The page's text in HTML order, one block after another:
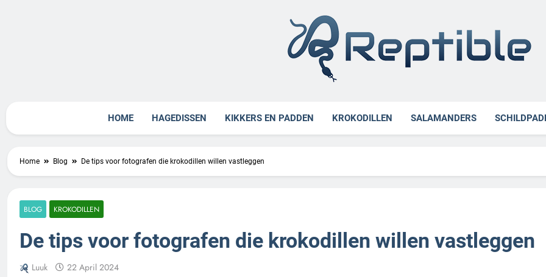
HOME HAGEDISSEN KIKKERS EN PADDEN KROKODILLEN SALAMANDERS
Home Blog De tips voor fotografen die krokodillen willen vastleggen
BLOG KROKODILLEN
De tips voor fotografen die krokodillen willen vastleggen
Luuk 22 April 2024